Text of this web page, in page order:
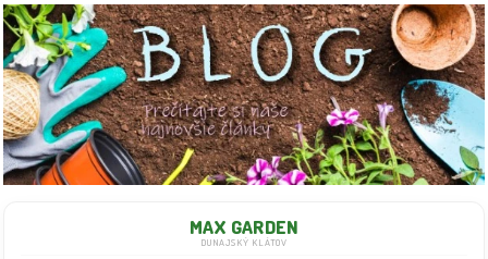
MAX GARDEN
DUNAJSKÝ KLÁTOV